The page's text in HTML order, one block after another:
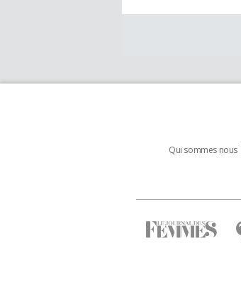
Qui sommes nous